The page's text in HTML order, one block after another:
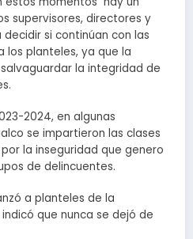
supervisores, directores y
si continúan con las
los planteles, ya que la
la integridad de
2024, en algunas
se impartieron las clases
la inseguridad que genero
de delincuentes.
a planteles de la
que nunca se dejó de